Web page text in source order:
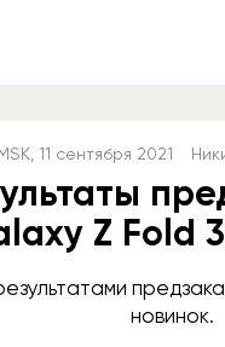
, 11 сентября 2021
Z Fold
новинок.